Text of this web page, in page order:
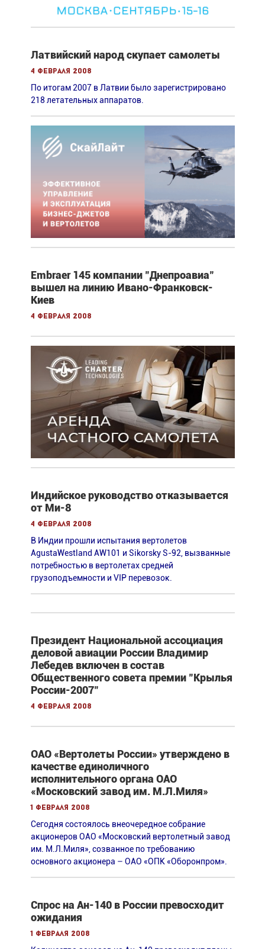
Латвийский народ скупает самолеты
4 февраля 2008
По итогам 2007 в Латвии было зарегистрировано
218 летательных аппаратов.
Embraer 145 компании "Днепроавиа"
вышел на линию Ивано-Франковск-
Киев
4 февраля 2008
Индийское руководство отказывается
от Ми-8
4 февраля 2008
В Индии прошли испытания вертолетов
AgustaWestland AW101 и Sikorsky S-92, вызванные
потребностью в вертолетах средней
грузоподъемности и VIP перевозок.
Президент Национальной ассоциация
деловой авиации России Владимир
Лебедев включен в состав
Общественного совета премии "Крылья
России-2007"
4 февраля 2008
ОАО «Вертолеты России» утверждено в
качестве единоличного
исполнительного органа ОАО
«Московский завод им. М.Л.Миля»
1 февраля 2008
Сегодня состоялось внеочередное собрание
акционеров ОАО «Московский вертолетный завод
им. М.Л.Миля», созванное по требованию
основного акционера – ОАО «ОПК «Оборонпром».
Спрос на Ан-140 в России превосходит
ожидания
1 февраля 2008